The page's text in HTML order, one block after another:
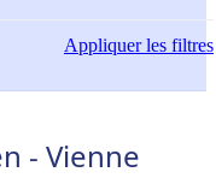
Appliquerles filtres
- Vienne